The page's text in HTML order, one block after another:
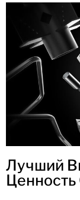
Лучший